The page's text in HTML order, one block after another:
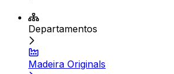
Departamentos
Madeira Originals